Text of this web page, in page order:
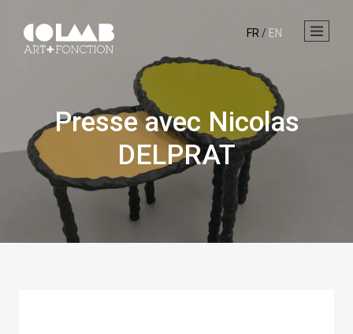
FR / EN
Presse avec Nicolas
DELPRAT